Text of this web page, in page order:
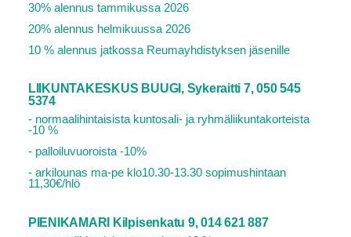
30% alennus tammikussa 2026
20% alennus helmikuussa 2026
10 % alennus jatkossa Reumayhdistyksen jäsenille
LIIKUNTAKESKUS BUUGI, Sykeraitti 7, 050 545
5374
- normaalihintaisista kuntosali- ja ryhmäliikuntakorteista
-10 %
- palloiluvuoroista -10%
- arkilounas ma-pe klo10.30-13.30 sopimushintaan
11,30€/hlö
PIENIKAMARI Kilpisenkatu 9, 014 621 887